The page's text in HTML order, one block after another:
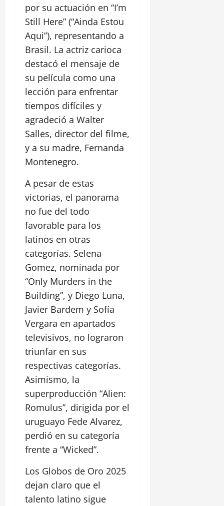
por su actuación en “I’m
Still Here” (“Ainda Estou
Aqui”), representando a
Brasil. La actriz carioca
destacó el mensaje de
su película como una
lección para enfrentar
tiempos difíciles y
agradeció a Walter
Salles, director del filme,
y a su madre, Fernanda
Montenegro.
A pesar de estas
victorias, el panorama
no fue del todo
favorable para los
latinos en otras
categorías. Selena
Gomez, nominada por
“Only Murders in the
Building”, y Diego Luna,
Javier Bardem y Sofía
Vergara en apartados
televisivos, no lograron
triunfar en sus
respectivas categorías.
Asimismo, la
superproducción “Alien:
Romulus”, dirigida por el
uruguayo Fede Alvarez,
perdió en su categoría
frente a “Wicked”.
Los Globos de Oro 2025
dejan claro que el
talento latino sigue